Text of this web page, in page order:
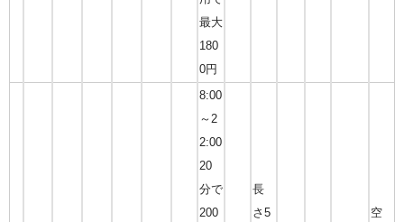
最大
180
0円
8:00
～2
2:00
20
分で
200
長
さ5
空